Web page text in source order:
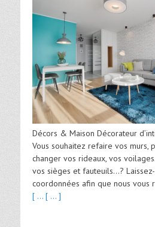
Décors & Maison Décorateur
Vous souhaitez refaire vos murs,
changer vos rideaux, vos
vos sièges et fauteuils…?
coordonnées afin que nous vous
[ ... [ ... ]